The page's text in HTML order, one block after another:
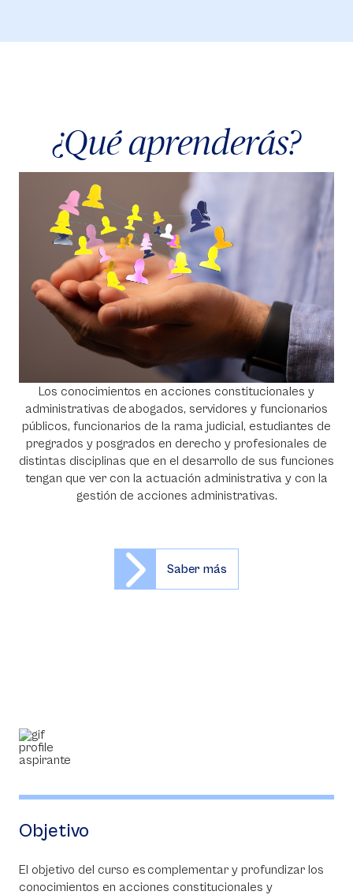
¿Qué aprenderás?
Los conocimientos en acciones constitucionales y
administrativas de abogados, servidores y funcionarios
públicos, funcionarios de la rama judicial, estudiantes de
pregrados y posgrados en derecho y profesionales de
distintas disciplinas que en el desarrollo de sus funciones
tengan que ver con la actuación administrativa y con la
gestión de acciones administrativas.
Saber más
Objetivo
El objetivo del curso es complementar y profundizar los
conocimientos en acciones constitucionales y